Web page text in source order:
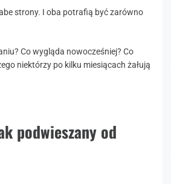
strony. I oba potrafią być zarówno
Co wygląda nowocześniej? Co
niektórzy po kilku miesiącach żałują
podwieszany od